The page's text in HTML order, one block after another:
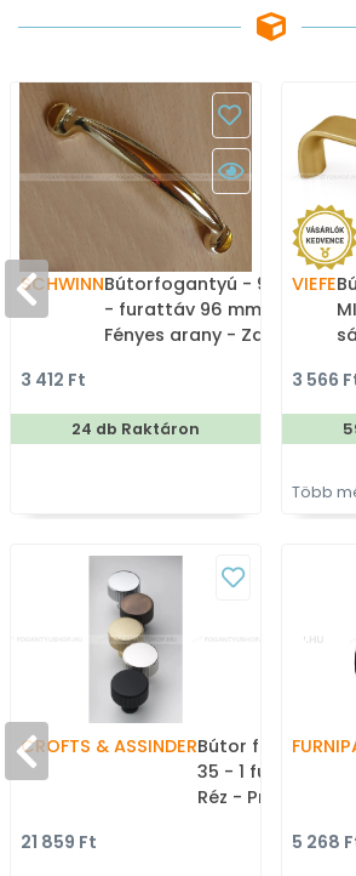
SCHWINNBútorfogantyú - 96 2342
- furattáv 96 mm -
Fényes arany - Zamak
színes fém
bútorfogantyú
3 412 Ft
24 db Raktáron
VIEFE
3 566
Több
CROFTS & ASSINDERBútor fogantyú -
35 - 1 furatos -
Réz - Prémium
bútorgomb
21 859 Ft 5 268